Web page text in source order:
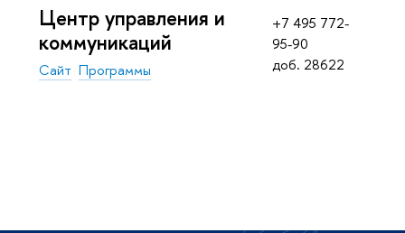
Центр управления и
коммуникаций
Сайт Программы
+7 495 772-
95-90
доб. 28622